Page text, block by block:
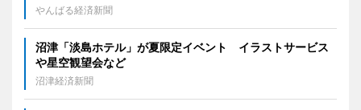
やんばる経済新聞
沼津「淡島ホテル」が夏限定イベント イラストサービス
や星空観望会など
沼津経済新聞